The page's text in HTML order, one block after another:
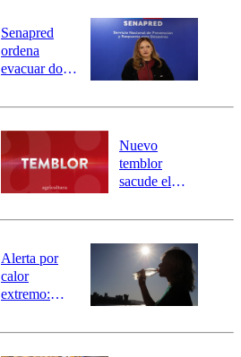
Senapred
ordena
evacuar dos
Carahue por
río Damas:
activa
mensajería
SAE
Nuevo
temblor
sacude el
revisa la
epicentro
Alerta por
calor
extremo:
activa Alerta